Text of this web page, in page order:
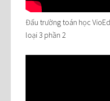
Đấu trường toán học
loại 3 phần 2